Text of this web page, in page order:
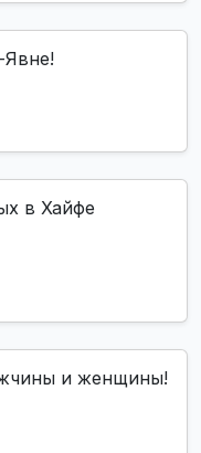
Явне!
в Хайфе
и женщины!